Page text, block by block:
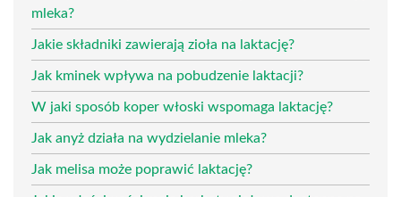
mleka?
Jakie składniki zawierają zioła na laktację?
Jak kminek wpływa na pobudzenie laktacji?
W jaki sposób koper włoski wspomaga laktację?
Jak anyż działa na wydzielanie mleka?
Jak melisa może poprawić laktację?